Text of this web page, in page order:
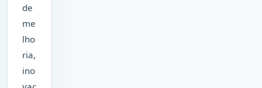
de
me
lho
ria,
ino